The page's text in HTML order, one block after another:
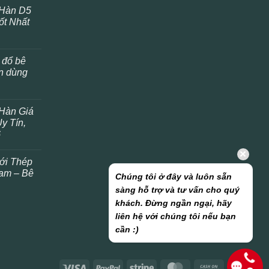
D5
Nhất
bê
dùng
Giá
Tín,
Thép
– Bê
Chúng tôi ở đây và luôn sẵn
sàng hỗ trợ và tư vấn cho quý
khách. Đừng ngần ngại, hãy
liên hệ với chúng tôi nếu bạn
cần :)